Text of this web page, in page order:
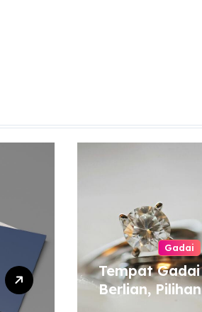
Gadai
Tempat Gadai
Berlian, Pilihan